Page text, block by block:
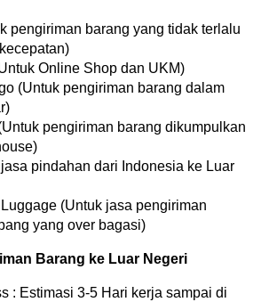
pengiriman barang yang tidak terlalu
Online Shop dan UKM)
(Untuk pengiriman barang dalam
pengiriman barang dikumpulkan
pindahan dari Indonesia ke Luar
(Untuk jasa pengiriman
yang over bagasi)
Barang ke Luar Negeri
: Estimasi 3-5 Hari kerja sampai di